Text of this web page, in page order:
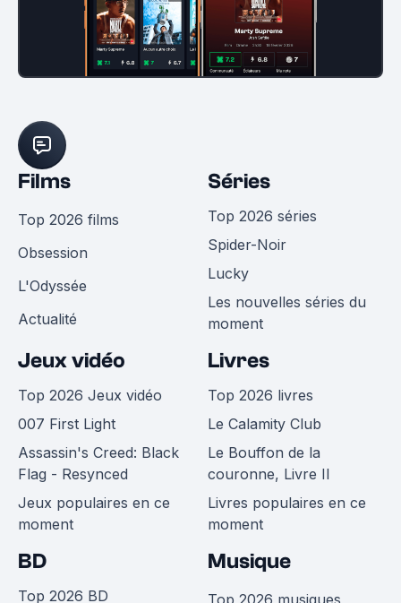
Films
Top 2026 films
Obsession
L'Odyssée
Actualité
Séries
Top 2026 séries
Spider-Noir
Lucky
Les nouvelles séries du
moment
Jeux vidéo
Top 2026 Jeux vidéo
007 First Light
Assassin's Creed: Black
Flag - Resynced
Jeux populaires en ce
moment
Livres
Top 2026 livres
Le Calamity Club
Le Bouffon de la
couronne, Livre II
Livres populaires en ce
moment
BD
Top 2026 BD
Musique